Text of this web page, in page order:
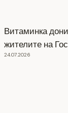
Витаминка
жителите на
24.07.2026